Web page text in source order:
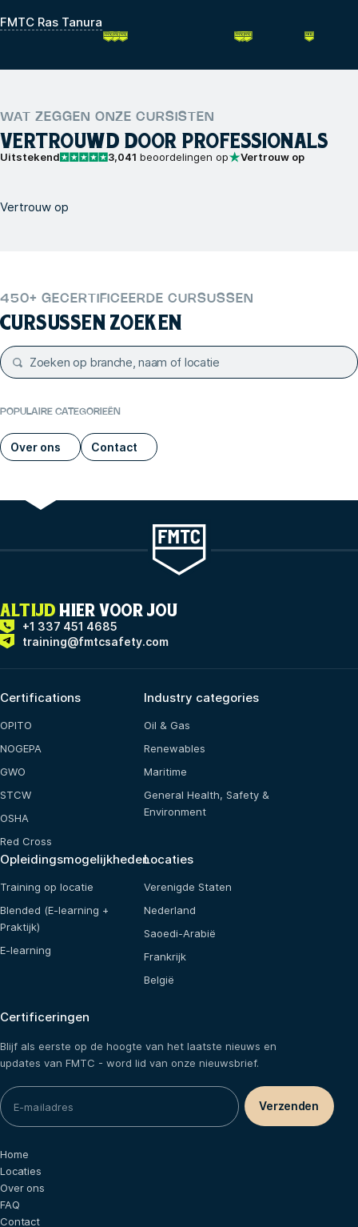
FMTC Ras Tanura
WAT ZEGGEN ONZE CURSISTEN
VERTROUWD DOOR PROFESSIONALS
Uitstekend 3,041 beoordelingen op Vertrouw op
Vertrouw op
450+ GECERTIFICEERDE CURSUSSEN
CURSUSSEN ZOEKEN
POPULAIRE CATEGORIEËN
Over ons Contact
ALTIJD HIER VOOR JOU
+1 337 451 4685
training@fmtcsafety.com
Certifications
OPITO
NOGEPA
GWO
STCW
OSHA
Red Cross
Industry categories
Oil & Gas
Renewables
Maritime
General Health, Safety &
Environment
Opleidingsmogelijkheden
Training op locatie
Blended (E-learning +
Praktijk)
E-learning
Locaties
Verenigde Staten
Nederland
Saoedi-Arabië
Frankrijk
België
Certificeringen
Blijf als eerste op de hoogte van het laatste nieuws en
updates van FMTC - word lid van onze nieuwsbrief.
Home
Locaties
Over ons
FAQ
Contact